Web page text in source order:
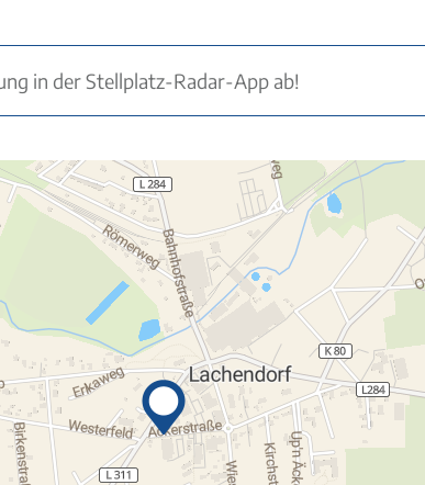
in der Stellplatz-Radar-App ab!